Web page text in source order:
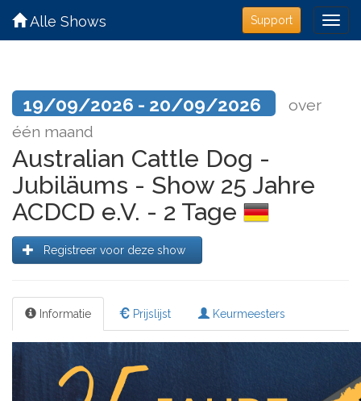
Support
Alle Shows
19/09/2026 - 20/09/2026
over
één maand
Australian Cattle Dog -
Jubiläums - Show 25 Jahre
ACDCD e.V. - 2 Tage
Registreer voor deze show
Informatie Prijslijst Keurmeesters